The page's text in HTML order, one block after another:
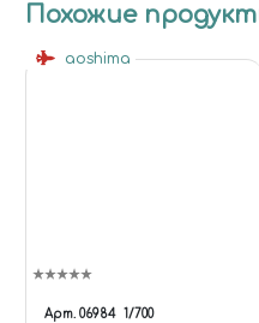
Похожие
aoshima
Арт. 06984 1/700